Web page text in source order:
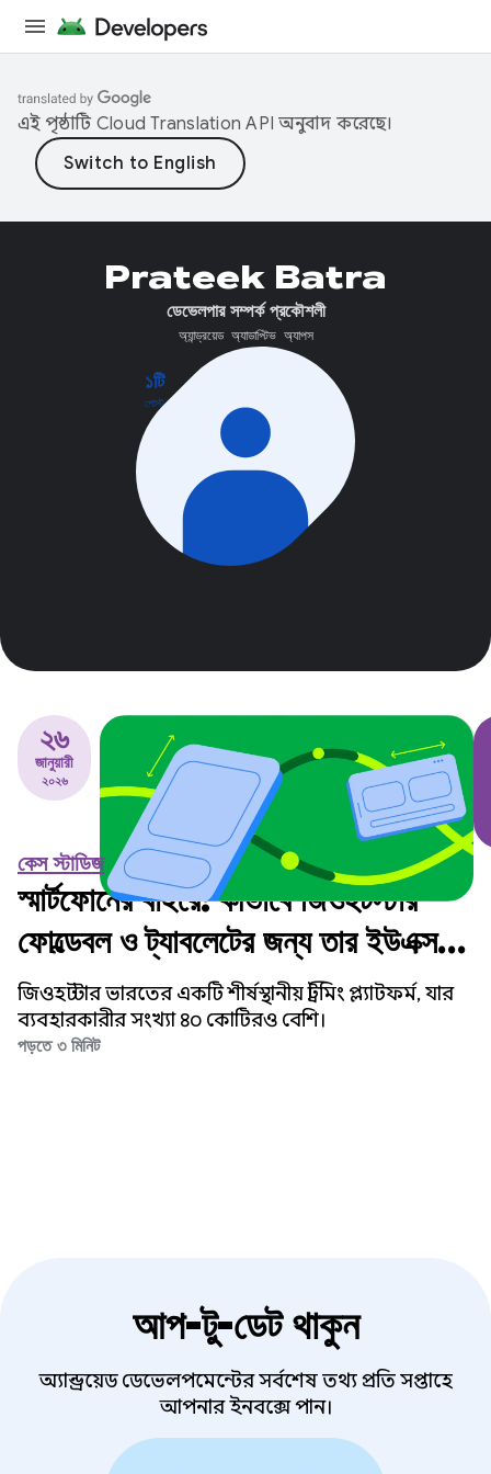
এই পৃষ্ঠাটি Cloud Translation API অনুবাদ করেছে।
১টি
পোস্ট
Prateek Batra
ডেভেলপার সম্পর্ক প্রকৌশলী
অ্যান্ড্রয়েড অ্যাডাপ্টিভ অ্যাপস
২৬
জানুয়ারী
২০২৬
কেস স্টাডিজ
স্মার্টফোনের বাইরে: কীভাবে জিওহটস্টার
ফোল্ডেবল ও ট্যাবলেটের জন্য তার ইউএক্স
অপ্টিমাইজ করেছে
জিওহটস্টার ভারতের একটি শীর্ষস্থানীয় স্ট্রিমিং প্ল্যাটফর্ম, যার
ব্যবহারকারীর সংখ্যা ৪০ কোটিরও বেশি।
পড়তে ৩ মিনিট
আপ-টু-ডেট থাকুন
অ্যান্ড্রয়েড ডেভেলপমেন্টের সর্বশেষ তথ্য প্রতি সপ্তাহে
আপনার ইনবক্সে পান।